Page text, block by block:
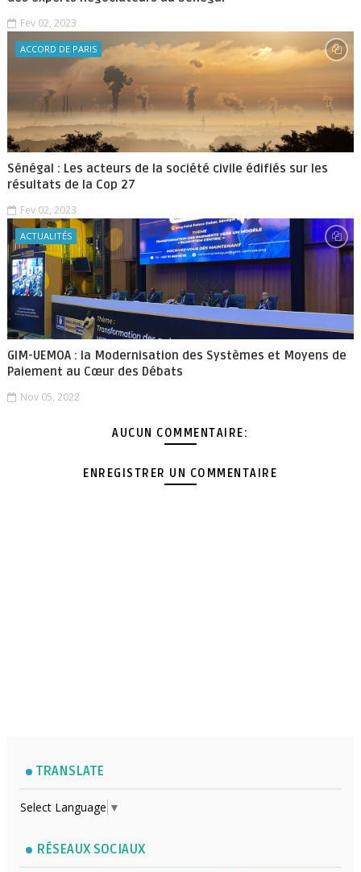
Fev 02, 2023
ACCORD DE PARIS
Sénégal : Les acteurs de la société civile édifiés sur les
résultats de la Cop 27
Fev 02, 2023
ACTUALITÉS
GIM-UEMOA : la Modernisation des Systèmes et Moyens de
Paiement au Cœur des Débats
Nov 05, 2022
AUCUN COMMENTAIRE:
ENREGISTRER UN COMMENTAIRE
TRANSLATE
Select Language ▼
RÉSEAUX SOCIAUX